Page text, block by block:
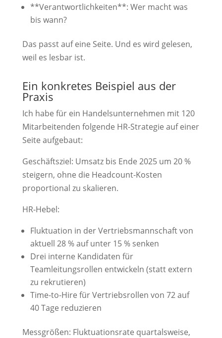
**Verantwortlichkeiten**: Wer macht was
bis wann?
Das passt auf eine Seite. Und es wird gelesen,
weil es lesbar ist.
Ein konkretes Beispiel aus der
Praxis
Ich habe für ein Handelsunternehmen mit 120
Mitarbeitenden folgende HR-Strategie auf einer
Seite aufgebaut:
Geschäftsziel: Umsatz bis Ende 2025 um 20 %
steigern, ohne die Headcount-Kosten
proportional zu skalieren.
HR-Hebel:
Fluktuation in der Vertriebsmannschaft von
aktuell 28 % auf unter 15 % senken
Drei interne Kandidaten für
Teamleitungsrollen entwickeln (statt extern
zu rekrutieren)
Time-to-Hire für Vertriebsrollen von 72 auf
40 Tage reduzieren
Messgrößen: Fluktuationsrate quartalsweise,